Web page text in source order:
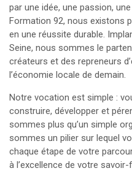
par une idée, une passion,
Formation 92, nous existons
en une réussite durable.
Seine, nous sommes le
créateurs et des repreneurs
l’économie locale de demain.
Notre vocation est simple :
construire, développer et
sommes plus qu’un simple
sommes un pilier sur lequel
chaque étape de votre
à l’excellence de votre savoir-